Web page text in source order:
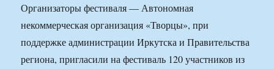
Организаторы фестиваля — Автономная
некоммерческая организация «Творцы», при
поддержке администрации Иркутска и Правительства
региона, пригласили на фестиваль 120 участников из